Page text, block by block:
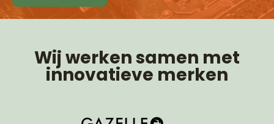
Wij werken samen met
innovatieve merken